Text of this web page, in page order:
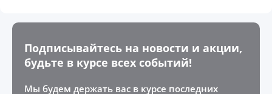
Подписывайтесь на новости и акции,
будьте в курсе всех событий!
Мы будем держать вас в курсе последних